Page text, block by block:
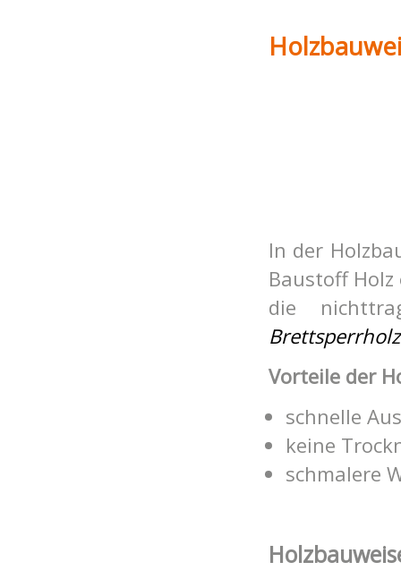
Holz
In der Ho
Baustoff
die
Brettsperrholz
Vorteile der
schnelle
keine
schmalere
Ho